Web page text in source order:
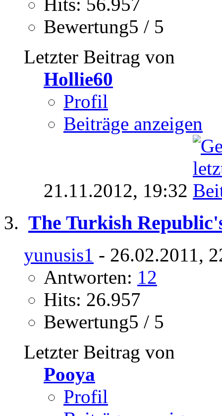
Hits: 56.957
Bewertung5 / 5
Letzter Beitrag von
Hollie60
Profil
Beiträge anzeigen
21.11.2012, 19:32
The Turkish
yunusis1 - 26.02.2011,
Antworten: 12
Hits: 26.957
Bewertung5 / 5
Letzter Beitrag von
Pooya
Profil